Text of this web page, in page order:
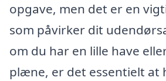
opgave, men det er en
som påvirker dit
om du har en lille have
plæne, er det essentielt at